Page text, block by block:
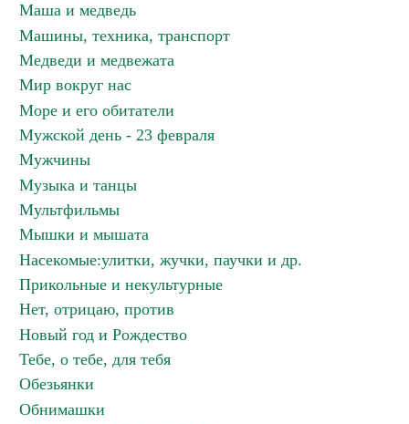
Маша и медведь
Машины, техника, транспорт
Медведи и медвежата
Мир вокруг нас
Море и его обитатели
Мужской день - 23 февраля
Мужчины
Музыка и танцы
Мультфильмы
Мышки и мышата
Насекомые:улитки, жучки, паучки и др.
Прикольные и некультурные
Нет, отрицаю, против
Новый год и Рождество
Тебе, о тебе, для тебя
Обезьянки
Обнимашки